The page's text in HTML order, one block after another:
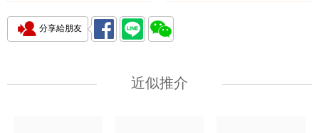
分享給朋友
近似推介